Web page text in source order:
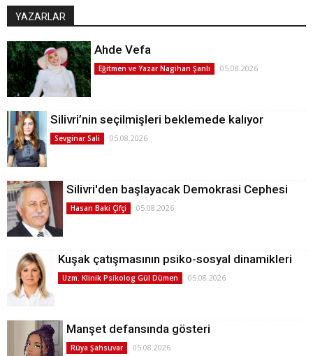
YAZARLAR
Ahde Vefa
Eğitmen ve Yazar Nagihan Şanlı 05.08.2026
Silivri’nin seçilmişleri beklemede kalıyor
Sevginar Sali 05.08.2026
Silivri'den başlayacak Demokrasi Cephesi
Hasan Baki Çifçi 05.08.2026
Kuşak çatışmasının psiko-sosyal dinamikleri
Uzm. Klinik Psikolog Gül Dümen 05.08.2026
Manşet defansında gösteri
Rüya Şahsuvar 05.08.2026